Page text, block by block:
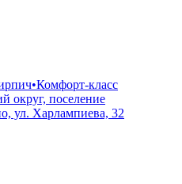
•Комфорт-класс
округ, поселение
ул. Харлампиева, 32